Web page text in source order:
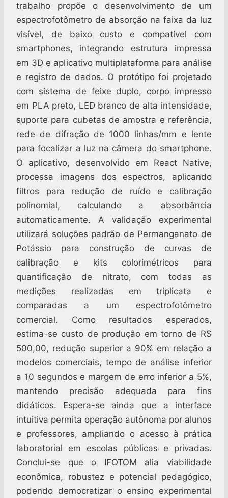
trabalho propõe o desenvolvimento de um
espectrofotômetro de absorção na faixa da luz
visível, de baixo custo e compatível com
smartphones, integrando estrutura impressa
em 3D e aplicativo multiplataforma para análise
e registro de dados. O protótipo foi projetado
com sistema de feixe duplo, corpo impresso
em PLA preto, LED branco de alta intensidade,
suporte para cubetas de amostra e referência,
rede de difração de 1000 linhas/mm e lente
para focalizar a luz na câmera do smartphone.
O aplicativo, desenvolvido em React Native,
processa imagens dos espectros, aplicando
filtros para redução de ruído e calibração
polinomial, calculando a absorbância
automaticamente. A validação experimental
utilizará soluções padrão de Permanganato de
Potássio para construção de curvas de
calibração e kits colorimétricos para
quantificação de nitrato, com todas as
medições realizadas em triplicata e
comparadas a um espectrofotômetro
comercial. Como resultados esperados,
estima-se custo de produção em torno de R$
500,00, redução superior a 90% em relação a
modelos comerciais, tempo de análise inferior
a 10 segundos e margem de erro inferior a 5%,
mantendo precisão adequada para fins
didáticos. Espera-se ainda que a interface
intuitiva permita operação autônoma por alunos
e professores, ampliando o acesso à prática
laboratorial em escolas públicas e privadas.
Conclui-se que o IFOTOM alia viabilidade
econômica, robustez e potencial pedagógico,
podendo democratizar o ensino experimental